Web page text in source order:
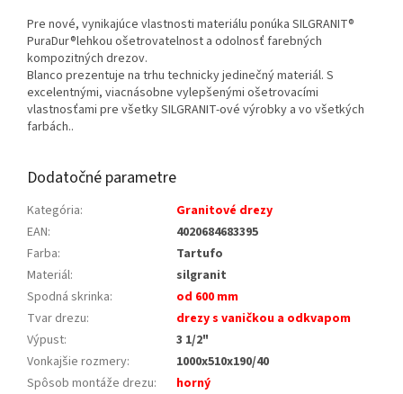
Pre nové, vynikajúce vlastnosti materiálu ponúka SILGRANIT®
PuraDur®lehkou ošetrovatelnost a odolnosť farebných
kompozitných drezov.
Blanco prezentuje na trhu technicky jedinečný materiál. S
excelentnými, viacnásobne vylepšenými ošetrovacími
vlastnosťami pre všetky SILGRANIT-ové výrobky a vo všetkých
farbách..
Dodatočné parametre
Kategória:
Granitové drezy
EAN:
4020684683395
Farba:
Tartufo
Materiál:
silgranit
Spodná skrinka:
od 600 mm
Tvar drezu:
drezy s vaničkou a odkvapom
Výpust:
3 1/2"
Vonkajšie rozmery:
1000x510x190/40
Spôsob montáže drezu:
horný